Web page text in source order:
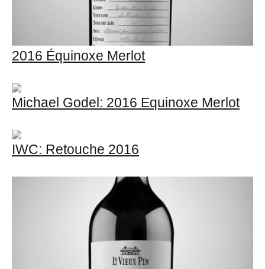
2016 Équinoxe Merlot
Michael Godel: 2016 Equinoxe Merlot
IWC: Retouche 2016